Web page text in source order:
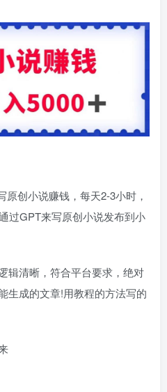
创小说赚钱，每天2-3小时，
过GPT来写原创小说发布到小
辑清晰，符合平台要求，绝对
生成的文章!用教程的方法写的